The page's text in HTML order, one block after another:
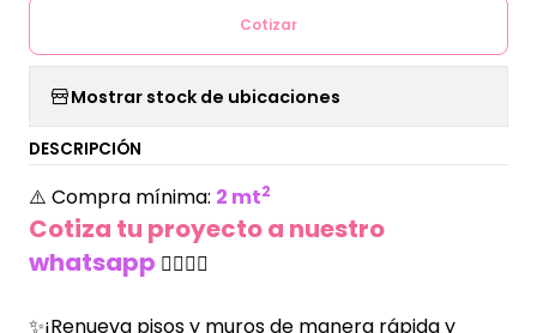
Cotizar
Mostrar stock de ubicaciones
DESCRIPCIÓN
⚠️ Compra mínima: 2 mt2
Cotiza tu proyecto a nuestro
whatsapp 👈🏻👈🏻
✨¡Renueva pisos y muros de manera rápida y